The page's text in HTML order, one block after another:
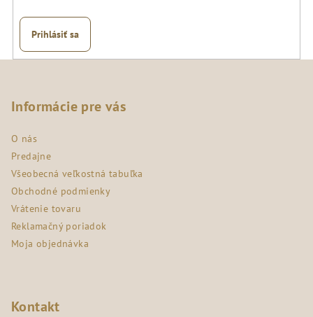
Prihlásiť sa
Informácie pre vás
O nás
Predajne
Všeobecná veľkostná tabuľka
Obchodné podmienky
Vrátenie tovaru
Reklamačný poriadok
Moja objednávka
Kontakt